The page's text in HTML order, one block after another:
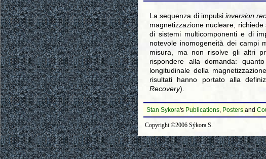
La sequenza di impulsiinversion
magnetizzazione nucleare,
di sistemi multicomponenti e di
notevole inomogeneità dei campi
misura, ma non risolve gli altri
rispondere alla domanda:
longitudinale della
risultati hanno portato alla
Recovery).
Stan Sykora's Publications, Posters and
Copyright ©2006 Sýkora S.